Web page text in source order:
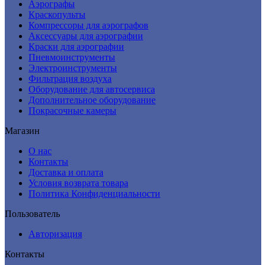
Аэрографы
Краскопульты
Компрессоры для аэрографов
Аксессуары для аэрографии
Краски для аэрографии
Пневмоинструменты
Электроинструменты
Фильтрация воздуха
Оборудование для автосервиса
Дополнительное оборудование
Покрасочные камеры
Магазин
О нас
Контакты
Доставка и оплата
Условия возврата товара
Политика Конфиденциальности
Пользователь
Авторизация
Контакты